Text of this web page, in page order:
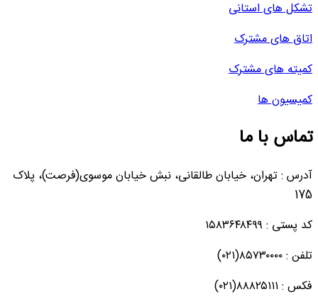
تشکل های استانی
اتاق های مشترک
کمیته های مشترک
کمیسیون ها
تماس با ما
آدرس : تهران، خیابان طالقانی، نبش خیابان موسوی(فرصت)، پلاک
175
کد پستی : ۱۵۸۳۶۴۸۴۹۹
تلفن : ۸۵۷۳۰۰۰۰(۰۲۱)
فکس : ۸۸۸۲۵۱۱۱(۰۲۱)